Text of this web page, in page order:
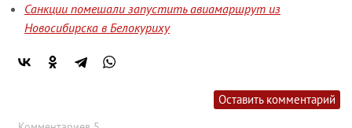
Санкции помешали запустить авиамаршрут из
Новосибирска в Белокуриху
Оставить комментарий